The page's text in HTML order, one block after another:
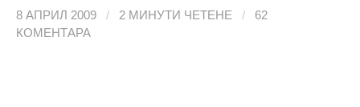
8 АПРИЛ 2009 / 2 МИНУТИ ЧЕТЕНЕ /
62
КОМЕНТАРА